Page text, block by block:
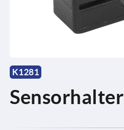
K1281
Sensorhalter